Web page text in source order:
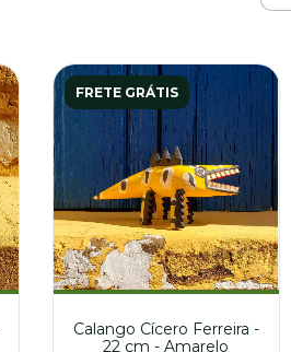
FRETE GRÁTIS
Calango Cícero Ferreira -
22 cm - Amarelo